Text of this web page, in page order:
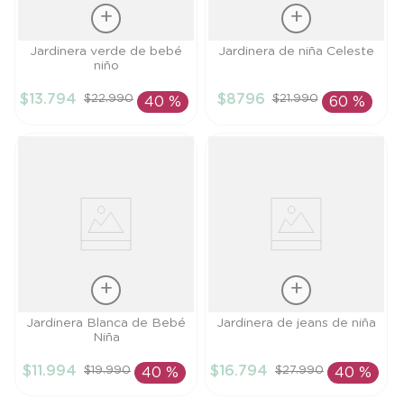
Talla
AÑADIR AL
Jardinera verde de bebé
niño
$13.794 $22.990 40 %
Talla
AÑADIR AL
Jardinera de niña Celeste
$8796 $21.990 60 %
Talla
AÑADIR AL
Jardinera Blanca de Bebé
Niña
$11 .994 $19.990 40 %
Talla
AÑADIR AL
Jardinera de jeans de niña
$16.794 $27.990 40 %